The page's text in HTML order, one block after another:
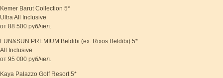
Kemer Barut Collection 5*
Ultra All Inclusive
от 88 500 руб/чел.
FUN&SUN PREMIUM Beldibi (ex. Rixos Beldibi) 5*
All Inclusive
от 95 000 руб/чел.
Kaya Palazzo Golf Resort 5*